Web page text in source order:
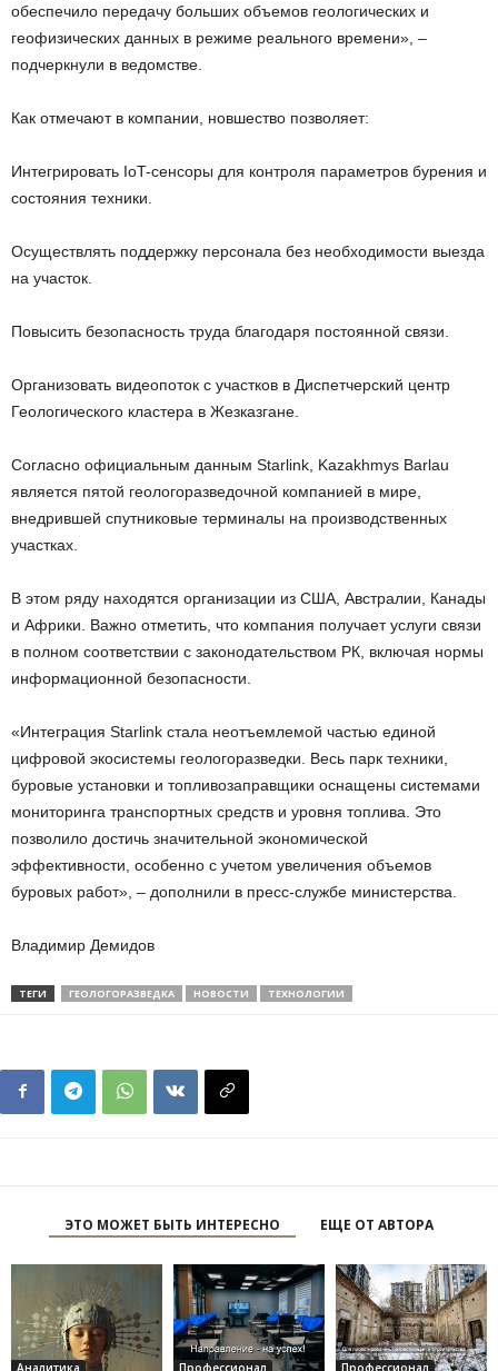
обеспечило передачу больших объемов геологических и
геофизических данных в режиме реального времени», –
подчеркнули в ведомстве.
Как отмечают в компании, новшество позволяет:
Интегрировать IoT-сенсоры для контроля параметров бурения и
состояния техники.
Осуществлять поддержку персонала без необходимости выезда
на участок.
Повысить безопасность труда благодаря постоянной связи.
Организовать видеопоток с участков в Диспетчерский центр
Геологического кластера в Жезказгане.
Согласно официальным данным Starlink, Kazakhmys Barlau
является пятой геологоразведочной компанией в мире,
внедрившей спутниковые терминалы на производственных
участках.
В этом ряду находятся организации из США, Австралии, Канады
и Африки. Важно отметить, что компания получает услуги связи
в полном соответствии с законодательством РК, включая нормы
информационной безопасности.
«Интеграция Starlink стала неотъемлемой частью единой
цифровой экосистемы геологоразведки. Весь парк техники,
буровые установки и топливозаправщики оснащены системами
мониторинга транспортных средств и уровня топлива. Это
позволило достичь значительной экономической
эффективности, особенно с учетом увеличения объемов
буровых работ», – дополнили в пресс-службе министерства.
Владимир Демидов
ТЕГИ ГЕОЛОГОРАЗВЕДКА НОВОСТИ ТЕХНОЛОГИИ
ЭТО МОЖЕТ БЫТЬ ИНТЕРЕСНО ЕЩЕ ОТ АВТОРА